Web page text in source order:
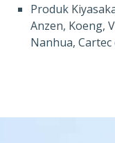
Produk
Anzen, Koeng,
Nanhua, Cartec